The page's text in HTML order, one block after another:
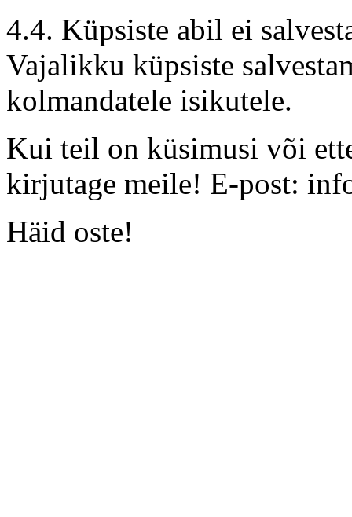
4.4. Küpsiste abil ei
Vajalikku küpsiste
kolmandatele isikutele.
Kui teil on küsimusi või
kirjutage meile! E-post:
Häid oste!